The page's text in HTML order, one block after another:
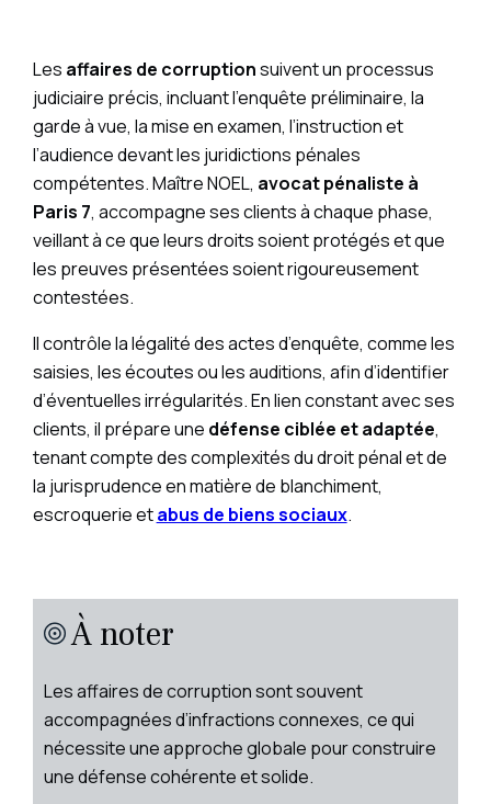
Les affaires de corruptionsuivent un processus
judiciaire précis, incluant l’enquête préliminaire, la
garde à vue, la mise en examen, l’instruction et
l’audience devant les juridictions pénales
compétentes. Maître NOEL, avocat pénaliste à
Paris 7, accompagne ses clients à chaque phase,
veillant à ce que leurs droits soient protégés et que
les preuves présentées soient rigoureusement
contestées.
Il contrôle la légalité des actes d’enquête, comme les
saisies, les écoutes ou les auditions, afin d’identifier
d’éventuelles irrégularités. En lien constant avec ses
clients, il prépare une défense ciblée et adaptée,
tenant compte des complexités du droit pénal et de
la jurisprudence en matière de blanchiment,
escroquerie etabus de biens sociaux.
À noter
Les affaires de corruption sont souvent
accompagnées d’infractions connexes, ce qui
nécessite une approche globale pour construire
une défense cohérente et solide.